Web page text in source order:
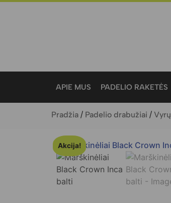
APIE MUS PADELIO RAKETĖS
Pradžia / Padelio drabužiai / Vyrų
Akcija!